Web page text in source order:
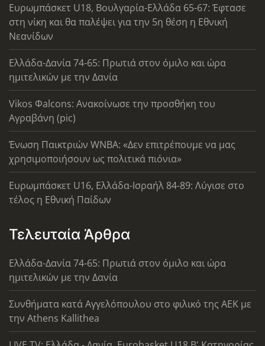
Ευρωμπάσκετ U18, Βουλγαρία-Ελλάδα 65-67: Έφτασε
στη νίκη και θα παλέψει για την 5η θέση η Εθνική
Νεανίδων
Ελλάδα-Δανία 74-65: Πρωτιά στον όμιλο και ώρα
ημιτελικών με την Δανία
Vikos Φalcons: Ανακοίνωσε την προσθήκη του
Αγραβάνη (pic)
Ένωση Παικτριών WNBA: «Δεν επιτρέπουμε να μας
χρησιμοποιήσουν ως πολιτικά πιόνια»
Ευρωμπάσκετ U16, Ελλάδα-Ισραήλ 84-89: Λύγισε στο
τέλος η Εθνική Παίδων
Τελευταία Άρθρα
Ελλάδα-Δανία 74-65: Πρωτιά στον όμιλο και ώρα
ημιτελικών με την Δανία
Συνθήματα κατά Αγγελόπουλου στο φιλικό της ΑΕΚ με
την Athens Kallithea